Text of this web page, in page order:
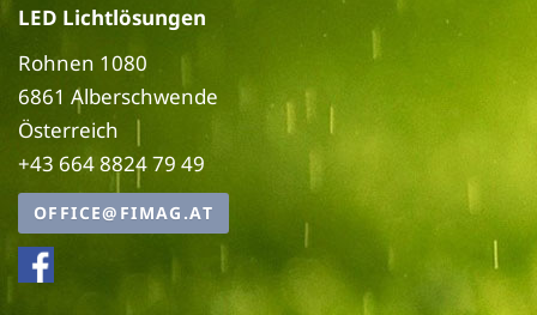
LED Lichtlösungen
Rohnen 1080
6861 Alberschwende
Österreich
+43 664 8824 79 49
OFFICE@FIMAG.AT